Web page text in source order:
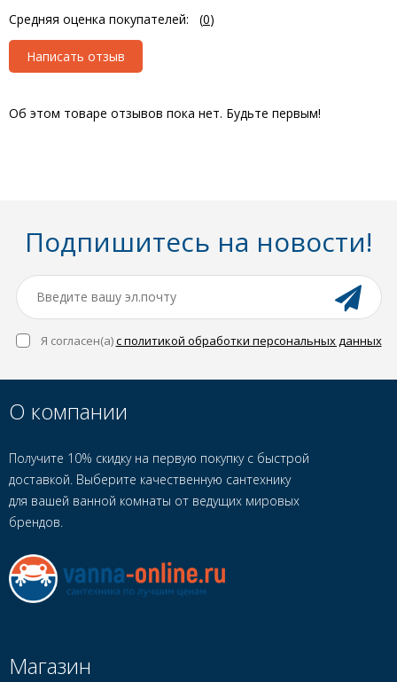
Средняя оценка покупателей: (0)
Написать отзыв
Об этом товаре отзывов пока нет. Будьте первым!
Подпишитесь на новости!
Я согласен(a)с политикой обработки персональных данных
О компании
Получите 10% скидку на первую покупку с быстрой
доставкой. Выберите качественную сантехнику
для вашей ванной комнаты от ведущих мировых
брендов.
Магазин